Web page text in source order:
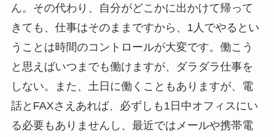
ん。その代わり、自分がどこかに出かけて帰って
きても、仕事はそのままですから、1人でやるとい
うことは時間のコントロールが大変です。働こう
と思えばいつまでも働けますが、ダラダラ仕事を
しない。また、土日に働くこともありますが、電
話とFAXさえあれば、必ずしも1日中オフィスにい
る必要もありませんし、最近ではメールや携帯電